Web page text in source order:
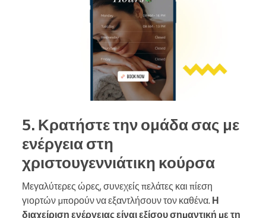
5. Κρατήστε την ομάδα σας με
ενέργεια στη
χριστουγεννιάτικη κούρσα
Μεγαλύτερες ώρες, συνεχείς πελάτες και πίεση
γιορτών μπορούν να εξαντλήσουν τον καθένα. Η
διαχείριση ενέργειας είναι εξίσου σημαντική με τη